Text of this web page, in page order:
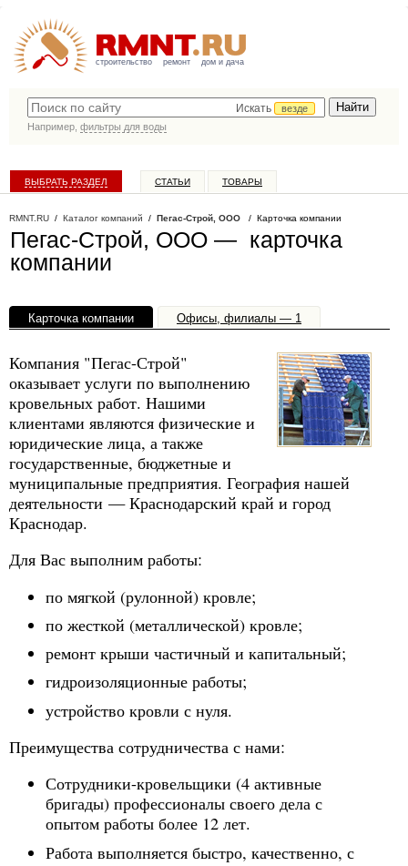
строительство ремонт дом и дача
Искать
везде
Например, фильтры для воды
ВЫБРАТЬ РАЗДЕЛ СТАТЬИ ТОВАРЫ
RMNT.RU / Каталог компаний / Пегас-Строй, ООО / Карточка компании
Пегас-Строй, ООО — карточка
компании
Карточка компании Офисы, филиалы — 1
Компания "Пегас-Строй"
оказывает услуги по выполнению
кровельных работ. Нашими
клиентами являются физические и
юридические лица, а также
государственные, бюджетные и
муниципальные предприятия. География нашей
деятельности — Краснодарский край и город
Краснодар.
Для Вас выполним работы:
по мягкой (рулонной) кровле;
по жесткой (металлической) кровле;
ремонт крыши частичный и капитальный;
гидроизоляционные работы;
устройство кровли с нуля.
Преимущества сотрудничества с нами:
Сотрудники-кровельщики (4 активные
бригады) профессионалы своего дела с
опытом работы более 12 лет.
Работа выполняется быстро, качественно, с